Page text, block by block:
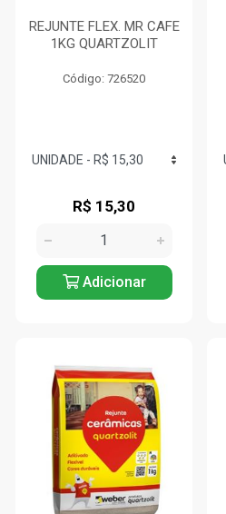
REJUNTE FLEX. MR CAFE
1KG QUARTZOLIT
Código: 726520
R$ 15,30
Adicionar